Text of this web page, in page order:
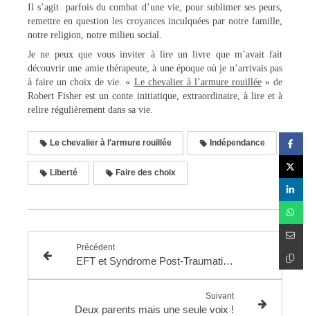
Il s’agit parfois du combat d’une vie, pour sublimer ses peurs,
remettre en question les croyances inculquées par notre famille,
notre religion, notre milieu social.
Je ne peux que vous inviter à lire un livre que m’avait fait
découvrir une amie thérapeute, à une époque où je n’arrivais pas
à faire un choix de vie. « Le chevalier à l’armure rouillée» de
Robert Fisher est un conte initiatique, extraordinaire, à lire et à
relire régulièrement dans sa vie.
Le chevalier à l'armure rouillée Indépendance
Liberté Faire des choix
Précédent
EFT et Syndrome Post-Traumatique
Suivant
Deux parents mais une seule voix !